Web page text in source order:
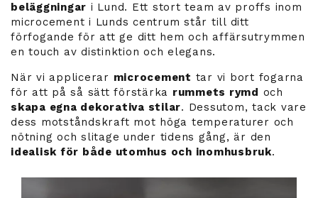
beläggningar i Lund. Ett stort team av proffs inom
microcement i Lunds centrum står till ditt
förfogande för att ge ditt hem och affärsutrymmen
en touch av distinktion och elegans.
När vi applicerar microcement tar vi bort fogarna
för att på så sätt förstärka rummets rymd och
skapa egna dekorativa stilar. Dessutom, tack vare
dess motståndskraft mot höga temperaturer och
nötning och slitage under tidens gång, är den
idealisk för både utomhus och inomhusbruk.